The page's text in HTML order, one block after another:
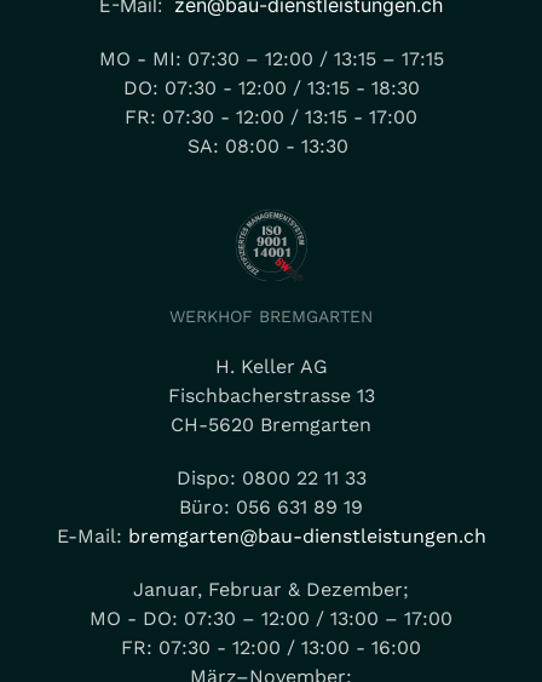
E-Mail: zen@bau-dienstleistungen.ch
MO - MI: 07:30 – 12:00 / 13:15 – 17:15
DO: 07:30 - 12:00 / 13:15 - 18:30
FR: 07:30 - 12:00 / 13:15 - 17:00
SA: 08:00 - 13:30
WERKHOF BREMGARTEN
H. Keller AG
Fischbacherstrasse 13
CH-5620 Bremgarten
Dispo: 0800 22 11 33
Büro: 056 631 89 19
E-Mail: bremgarten@bau-dienstleistungen.ch
Januar, Februar & Dezember;
MO - DO: 07:30 – 12:00 / 13:00 – 17:00
FR: 07:30 - 12:00 / 13:00 - 16:00
März–November;